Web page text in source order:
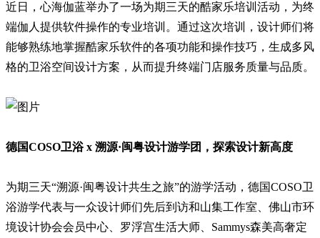
近日，心海伽蓝举办了一场为期三天的酷家乐培训活动，为终
端伽人提供软件操作的专业培训。通过这次培训，设计师们将
能够熟练地掌握酷家乐软件的各项功能和操作技巧，生成多风
格的卫浴空间设计方案，从而提升终端门店服务质量与品质。
德国COSO卫浴 x 溯源·闽粤设计游学团，探索设计新高度
为期三天“溯源·闽粤设计共生之旅”的游学活动，德国COSO卫
浴游学代表与一众设计师们先后到访和山集工作室、佛山市环
境设计协会会员中心、罗浮宫生活大师、Sammys森美高奢定